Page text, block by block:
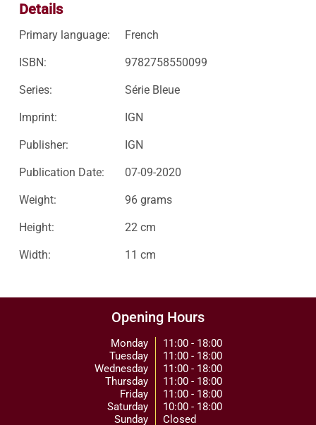
Details
Primary language: French
ISBN: 9782758550099
Series: Série Bleue
Imprint: IGN
Publisher: IGN
Publication Date: 07-09-2020
Weight: 96 grams
Height: 22 cm
Width: 11 cm
Opening Hours
Monday
Tuesday
Wednesday
Thursday
Friday
Saturday
Sunday
11:00 - 18:00
11:00 - 18:00
11:00 - 18:00
11:00 - 18:00
11:00 - 18:00
10:00 - 18:00
Closed